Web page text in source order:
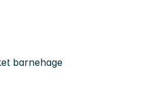
barnehage